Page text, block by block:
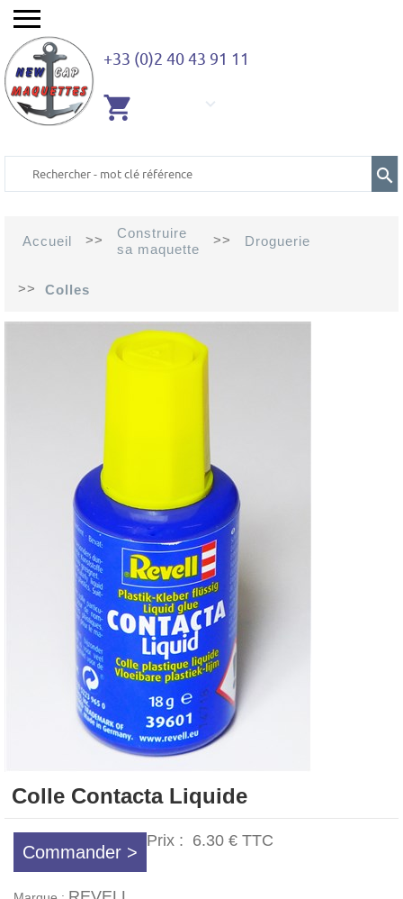
+33 (0)2 40 43 91 11
Accueil >>
Construire
sa maquette
>> Droguerie
>> Colles
Colle Contacta Liquide
Commander >
Prix : 6.30 € TTC